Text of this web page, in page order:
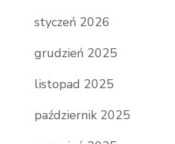
styczeń 2026
grudzień 2025
listopad 2025
październik 2025